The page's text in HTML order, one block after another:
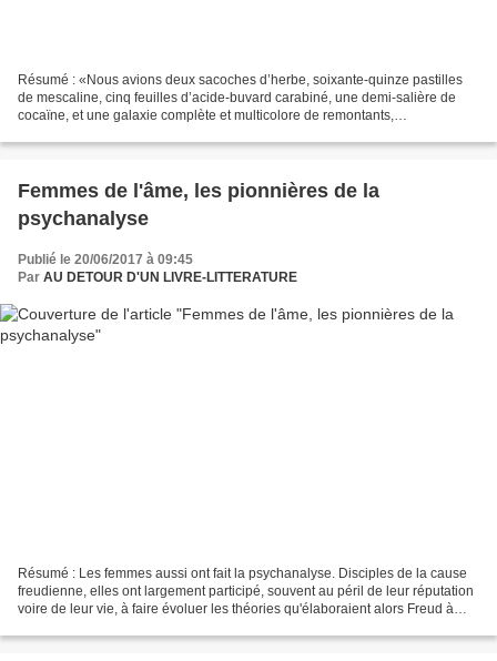
Résumé : «Nous avions deux sacoches d’herbe, soixante-quinze pastilles
de mescaline, cinq feuilles d’acide-buvard carabiné, une demi-salière de
cocaïne, et une galaxie complète et multicolore de remontants,
Femmes de l'âme, les pionnières de la
psychanalyse
Publié le 20/06/2017 à 09:45
Par AU DETOUR D'UN LIVRE-LITTERATURE
Résumé : Les femmes aussi ont fait la psychanalyse. Disciples de la cause
freudienne, elles ont largement participé, souvent au péril de leur réputation
voire de leur vie, à faire évoluer les théories qu'élaboraient alors Freud à